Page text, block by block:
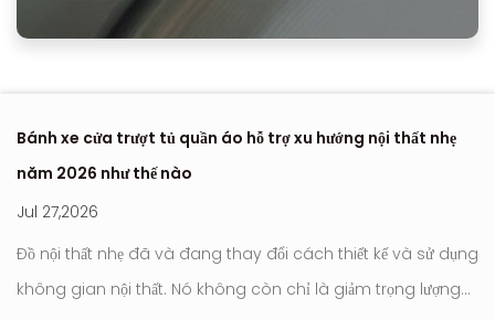
Bánh xe cửa trượt tủ quần áo hỗ trợ xu hướng nội thất nhẹ
năm 2026 như thế nào
Jul 27,2026
Đồ nội thất nhẹ đã và đang thay đổi cách thiết kế và sử dụng
không gian nội thất. Nó không còn chỉ là giảm trọng lượng